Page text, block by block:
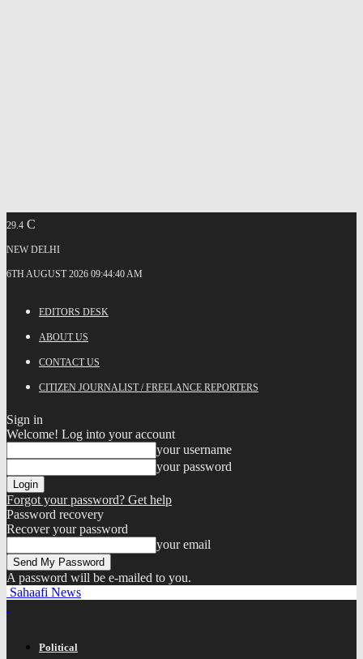
29.4 C
NEW DELHI
6TH AUGUST 2026 09:44:40 AM
EDITORS DESK
ABOUT US
CONTACT US
CITIZEN JOURNALIST / FREELANCE REPORTERS
Sign in
Welcome! Log into your account
your username
your password
Forgot your password? Get help
Password recovery
Recover your password
your email
A password will be e-mailed to you.
Sahaafi News
Political